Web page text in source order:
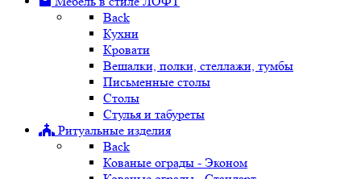
Back
Кухни
Кровати
Вешалки, полки, стеллажи, тумбы
Письменные столы
Столы
Стулья и табуреты
Ритуальные изделия
Back
Кованые ограды - Эконом